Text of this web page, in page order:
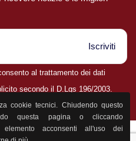
cookie tecnici. Chiudendo questo
questa pagina o cliccando
acconsenti all'uso dei
Iscriviti
al trattamento dei dati
secondo il D.Lgs 196/2003.